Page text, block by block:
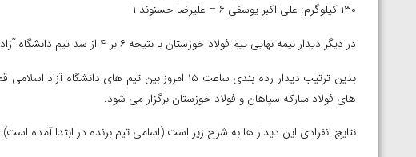
۱۳۰ کیلوگرم: علی اکبر یوسفی ۶ – علیرضا حسنوند ۱
در دیگر دیدار نیمه نهایی تیم فولاد خوزستان با نتیجه ۶ بر ۴ از سد تیم دانشگاه آزاد اسلامی قم گذشت و دیگر فینالیست این مسابقات شد.
های فولاد مبارکه سپاهان و فولاد خوزستان برگزار می شود.
نتایج انفرادی این دیدار ها به شرح زیر است (اسامی تیم برنده در ابتدا آمده است):